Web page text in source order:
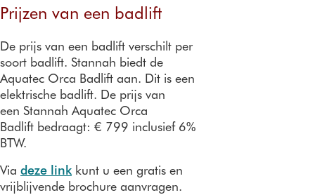
Prijzen van een badlift
De prijs van een badlift verschilt per
soort badlift. Stannah biedt de
Aquatec Orca Badlift aan. Dit is een
elektrische badlift. De prijs van
een Stannah Aquatec Orca
Badlift bedraagt: € 799 inclusief 6%
BTW.
Via deze linkkunt u een gratis en
vrijblijvende brochure aanvragen.